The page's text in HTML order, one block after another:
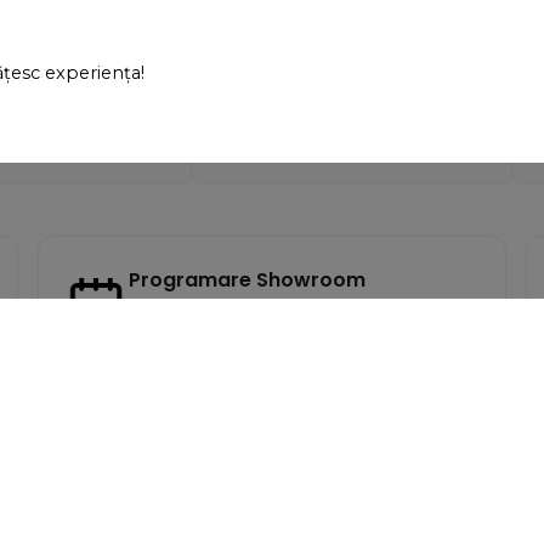
experiența!
Programare Showroom